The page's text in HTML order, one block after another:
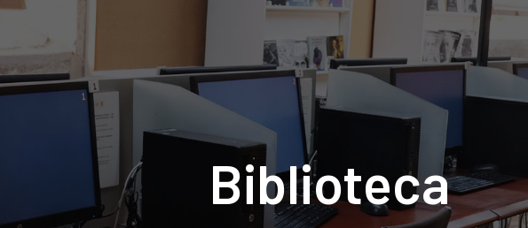
Biblioteca